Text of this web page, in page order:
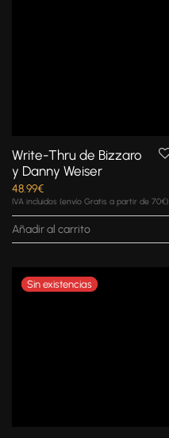
Write-Thru de Bizzaro
y Danny Weiser
48.99€
IVA incluidos (envío Gratis a partir de 70€)
Añadir al carrito